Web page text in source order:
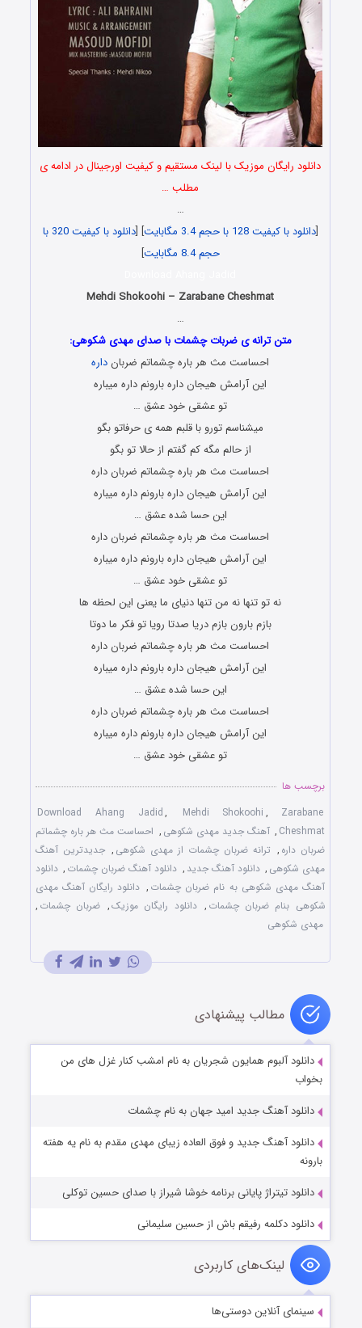
دانلود رایگان موزیک با لینک مستقیم و کیفیت اورجینال در ادامه ی
مطلب …
…
[دانلود با کیفیت 128 با حجم 3.4 مگابایت ] [
دانلود با کیفیت 320 با
حجم 8.4 مگابایت
]
Mehdi Shokoohi – Zarabane Cheshmat
…
متن ترانه ی ضربات چشمات با صدای مهدی شکوهی:
احساست مث هر باره چشماتم ضربان داره
این آرامش هیجان داره بارونم داره میباره
تو عشقی خود عشق …
میشناسم تورو با قلبم همه ی حرفاتو بگو
از حالم مگه کم گفتم از حالا تو بگو
احساست مث هر باره چشماتم ضربان داره
این آرامش هیجان داره بارونم داره میباره
این حسا شده عشق …
احساست مث هر باره چشماتم ضربان داره
این آرامش هیجان داره بارونم داره میباره
تو عشقی خود عشق …
نه تو تنها نه من تنها دنیای ما یعنی این لحظه ها
بازم بارون بازم دریا صدتا رویا تو فکر ما دوتا
احساست مث هر باره چشماتم ضربان داره
این آرامش هیجان داره بارونم داره میباره
این حسا شده عشق …
احساست مث هر باره چشماتم ضربان داره
این آرامش هیجان داره بارونم داره میباره
تو عشقی خود عشق …
برچسب ها
Download Ahang Jadid, Mehdi Shokoohi , Zarabane
Cheshmat
, آهنگ جدید مهدی شکوهی , احساست مث هر باره چشماتم
ضربان داره , ترانه ضربان چشمات از مهدی شکوهی , جدیدترین آهنگ
مهدی شکوهی , دانلود آهنگ جدید , دانلود آهنگ ضربان چشمات , دانلود
آهنگ مهدی شکوهی به نام ضربان چشمات , دانلود رایگان آهنگ مهدی
شکوهی بنام ضربان چشمات , دانلود رایگان موزیک, ضربان چشمات ,
مهدی شکوهی
مطالب پیشنهادی
دانلود آلبوم همایون شجریان به نام امشب کنار غزل های من
بخواب
دانلود آهنگ جدید امید جهان به نام چشمات
دانلود آهنگ جدید و فوق العاده زیبای مهدی مقدم به نام یه هفته
بارونه
دانلود تیتراژ پایانی برنامه خوشا شیراز با صدای حسین توکلی
دانلود دکلمه رفیقم باش از حسین سلیمانی
لینک‌های کاربردی
سینمای آنلاین دوستی‌ها